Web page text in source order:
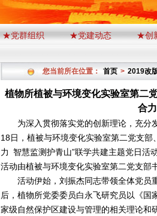
★党群组织 ★党建动态 ★创
您当前所在位置： 首页 > 2019改
植物所植被与环境变化实验室第二
合
为深入贯彻落实党的创新理论，充分发
18日，植被与环境变化实验室第二党支
力 智慧监测护青山”联学共建主题党日活
活动由植被与环境变化实验室第二党支部
活动伊始，刘振杰同志带领全体党员
后，植物所党委委员白永飞研究员以《
家级自然保护区建设与管理的相关理论和